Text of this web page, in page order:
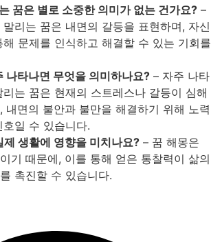
꿈은 별로 소중한 의미가 없는 건가요? –
리는 꿈은 내면의 갈등을 표현하며, 자신
문제를 인식하고 해결할 수 있는 기회를
나타나면 무엇을 의미하나요? – 자주 나타
는 꿈은 현재의 스트레스나 갈등이 심해
내면의 불안과 불만을 해결하기 위해 노력
일 수 있습니다.
제 생활에 영향을 미치나요? – 꿈 해몽은
기 때문에, 이를 통해 얻은 통찰력이 삶의
촉진할 수 있습니다.